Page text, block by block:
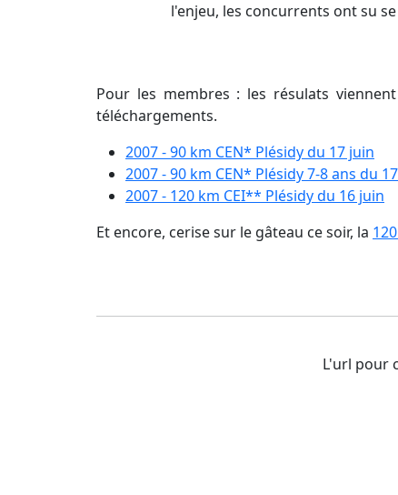
l'enjeu, les concurrents ont su
Pour les membres : les résulats
téléchargements.
2007 - 90 km CEN* Plésidy du 17 juin
2007 - 90 km CEN* Plésidy 7-8 ans du
2007 - 120 km CEI** Plésidy du 16 juin
Et encore, cerise sur le gâteau ce soir, la
L'url pour